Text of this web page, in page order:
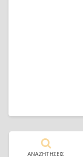
ΑΝΑΖΗΤΗΣΕΙΣ